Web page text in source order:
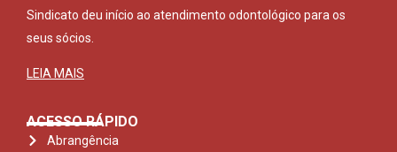
Sindicato deu início ao atendimento odontológico para os
seus sócios.
LEIA MAIS
ACESSO RÁPIDO
Abrangência